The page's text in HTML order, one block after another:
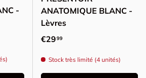
-
ANATOMIQUE BLANC -
Lèvres
Prix habituel
€2999
Stock très limité (4 unités)